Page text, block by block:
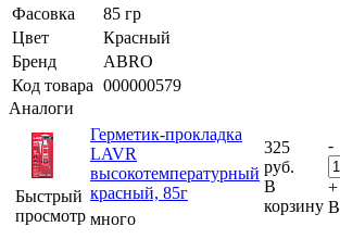
Фасовка
85 гр
Цвет
Красный
Бренд
ABRO
Код товара 000000579
Аналоги
Быстрый
просмотр
Герметик-прокладка
LAVR
высокотемпературный
красный, 85г
много
325
руб.
В
корзину
-
+
В